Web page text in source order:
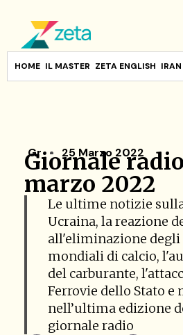
HOME IL MASTER ZETA ENGLISH IRAN
Gr 25 Marzo 2022
Giornale
marzo 2022
Le ultime notizie
Ucraina, la reazione
all'eliminazione
mondiali di calcio,
del carburante,
Ferrovie dello Stato e
nell’ultima edizione
giornale radio